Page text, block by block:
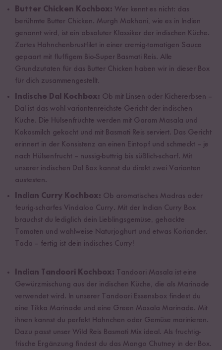
Butter Chicken Kochbox: Wer kennt es nicht: das
berühmte Butter Chicken. Murgh Makhani, wie es in Indien
genannt wird, ist ein absoluter Klassiker der indischen Küche.
Zartes Hähnchenbrustfilet in einer cremig-tomatigen Sauce
gepaart mit fluffigem Bio-Super Basmati Reis. Alle
Grundzutaten für das Butter Chicken haben wir in dieser Box
für dich zusammengestellt.
Indische Dal Kochbox: Ob mit Linsen oder Kichererbsen –
Dal ist das wohl variantenreichste Gericht der indischen
Küche. Die Hülsenfrüchte werden mit Garam Masala und
Kokosmilch gekocht und mit Basmati Reis serviert. Das Gericht
erinnert in der Konsistenz an einen Eintopf und schmeckt – je
nach Hülsenfrucht – nussig-buttrig bis süßlich-scharf. Mit
unserer indischen Dal Box kannst du direkt zwei Varianten
austesten.
Indian Curry Kochbox: Ob aromatisches Madras oder
feurig-scharfes Vindaloo Curry. Mit der Indian Curry Box
brauchst du lediglich dein Lieblingsgemüse, gehackte
Tomaten und wahlweise Naturjoghurt und etwas Koriander.
Tada – fertig ist dein indisches Curry!
Indian Tandoori Kochbox: Tandoori Masala ist eine
Gewürzmischung aus der indischen Küche, die als Marinade
verwendet wird. In unserer Tandoori Essensbox findest du
eine Tikka Marinade und eine Green Masala Marinade. Mit
ihnen kannst du perfekt Hähnchen oder Gemüse marinieren.
Dazu passt unser Wild Reis Basmati Mix ideal. Als fruchtig-
frische Ergänzung findest du das Mango Chutney in der Box.